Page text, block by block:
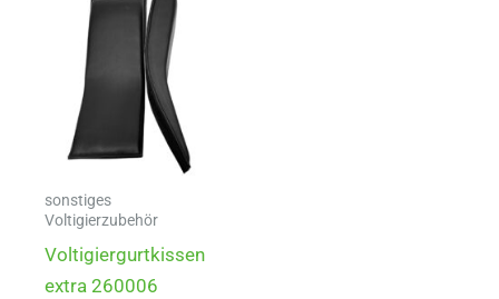
sonstiges
Voltigierzubehör
Voltigiergurtkissen
extra 260006